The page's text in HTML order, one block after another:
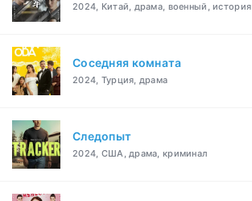
2024, Китай, драма, военный, история
Соседняя комната
2024, Турция, драма
Следопыт
2024, США, драма, криминал